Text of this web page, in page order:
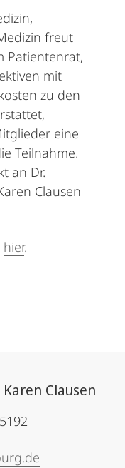
freut
Patientenrat,
mit
zu den
eine
Teilnahme.
an Dr.
Clausen
hier.
Clausen